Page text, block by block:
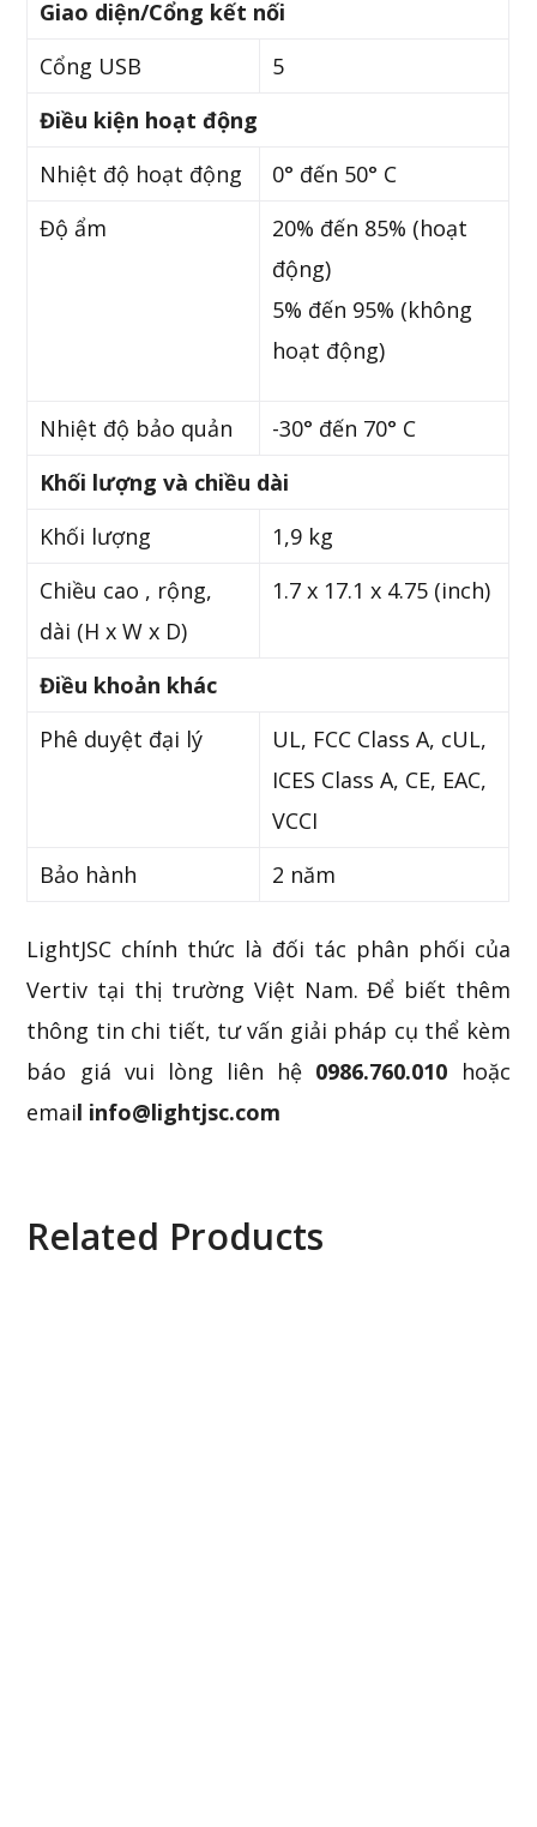
Giao diện/Cổng kết nối
Cổng USB
5
Điều kiện hoạt động
Nhiệt độ hoạt động
0° đến 50° C
Độ ẩm
20% đến 85% (hoạt
động)
5% đến 95% (không
hoạt động)
Nhiệt độ bảo quản
-30° đến 70° C
Khối lượng và chiều dài
Khối lượng
1,9 kg
Chiều cao , rộng,
dài (H x W x D)
1.7 x 17.1 x 4.75 (inch)
Điều khoản khác
Phê duyệt đại lý
UL, FCC Class A, cUL,
ICES Class A, CE, EAC,
VCCI
Bảo hành
2 năm
LightJSC chính thức là đối tác phân phối của
Vertiv tại thị trường Việt Nam. Để biết thêm
thông tin chi tiết, tư vấn giải pháp cụ thể kèm
báo giá vui lòng liên hệ 0986.760.010 hoặc
email info@lightjsc.com
Related Products